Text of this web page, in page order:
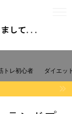
トレ初心者 ダイエッ